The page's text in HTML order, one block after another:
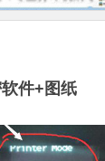
件+图纸